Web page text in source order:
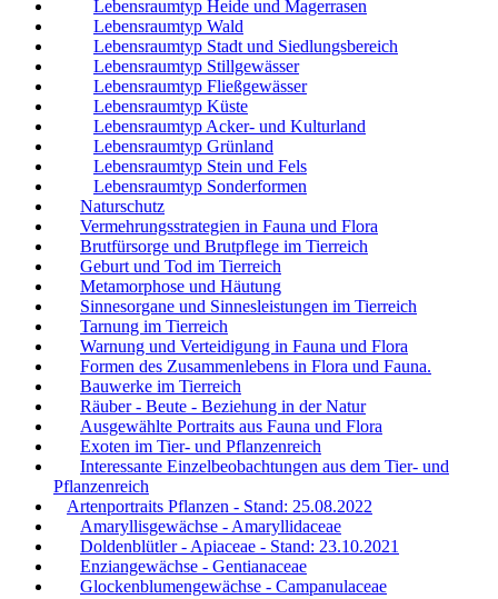
Lebensraumtyp Heide und Magerrasen
Lebensraumtyp Wald
Lebensraumtyp Stadt und Siedlungsbereich
Lebensraumtyp Stillgewässer
Lebensraumtyp Fließgewässer
Lebensraumtyp Küste
Lebensraumtyp Acker- und Kulturland
Lebensraumtyp Grünland
Lebensraumtyp Stein und Fels
Lebensraumtyp Sonderformen
Naturschutz
Vermehrungsstrategien in Fauna und Flora
Brutfürsorge und Brutpflege im Tierreich
Geburt und Tod im Tierreich
Metamorphose und Häutung
Sinnesorgane und Sinnesleistungen im Tierreich
Tarnung im Tierreich
Warnung und Verteidigung in Fauna und Flora
Formen des Zusammenlebens in Flora und Fauna.
Bauwerke im Tierreich
Räuber - Beute - Beziehung in der Natur
Ausgewählte Portraits aus Fauna und Flora
Exoten im Tier- und Pflanzenreich
Interessante Einzelbeobachtungen aus dem Tier- und
Pflanzenreich
Artenportraits Pflanzen - Stand: 25.08.2022
Amaryllisgewächse - Amaryllidaceae
Doldenblütler - Apiaceae - Stand: 23.10.2021
Enziangewächse - Gentianaceae
Glockenblumengewächse - Campanulaceae